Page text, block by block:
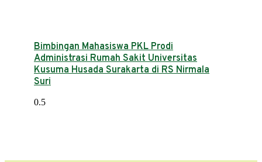
Bimbingan Mahasiswa PKL Prodi
Administrasi Rumah Sakit Universitas
Kusuma Husada Surakarta di RS Nirmala
Suri